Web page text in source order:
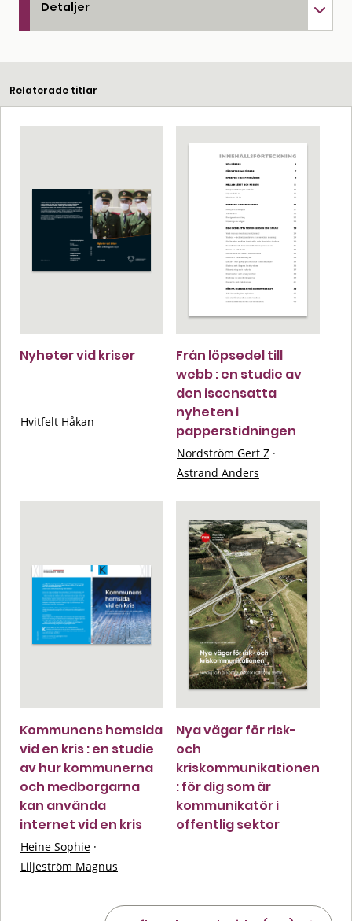
Detaljer
Relaterade titlar
Nyheter vid kriser
Hvitfelt Håkan
Från löpsedel till
webb : en studie av
den iscensatta
nyheten i
papperstidningen
Nordström Gert Z ·
Åstrand Anders
Kommunens hemsida
vid en kris : en studie
av hur kommunerna
och medborgarna
kan använda
internet vid en kris
Heine Sophie ·
Liljeström Magnus
Nya vägar för risk-
och
kriskommunikationen
: för dig som är
kommunikatör i
offentlig sektor